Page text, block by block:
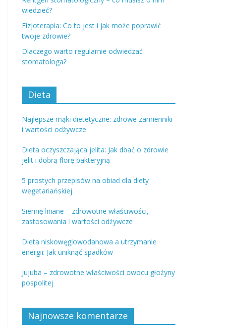
wiedzieć?
Fizjoterapia: Co to jest i jak może poprawić
twoje zdrowie?
Dlaczego warto regularnie odwiedzać
stomatologa?
Dieta
Najlepsze mąki dietetyczne: zdrowe zamienniki
i wartości odżywcze
Dieta oczyszczająca jelita: Jak dbać o zdrowie
jelit i dobrą florę bakteryjną
5 prostych przepisów na obiad dla diety
wegetariańskiej
Siemię lniane – zdrowotne właściwości,
zastosowania i wartości odżywcze
Dieta niskowęglowodanowa a utrzymanie
energii: Jak uniknąć spadków
Jujuba – zdrowotne właściwości owocu głożyny
pospolitej
Najnowsze komentarze